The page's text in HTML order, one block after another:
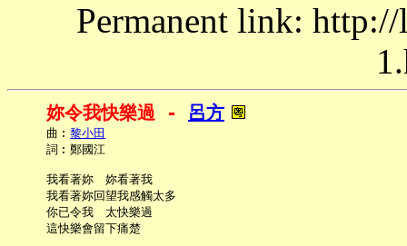
Permanent link:
妳令我快樂過 - 呂方
     曲︰
黎小田
     詞︰鄭國江
     我看著妳　妳看著我
     我看著妳回望我感觸太多
     你已令我　太快樂過
     這快樂會留下痛楚